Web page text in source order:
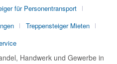
für Personentransport
Treppensteiger Mieten
Handwerk und Gewerbe in